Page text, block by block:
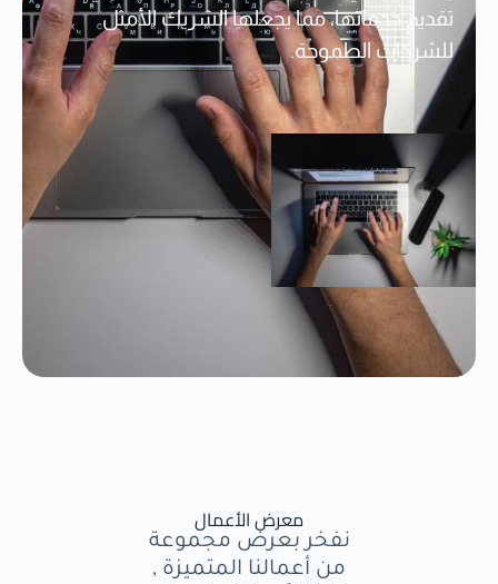
تقديم خدماتها، مما يجعلها الشريك الأمثل
للشركات الطموحة.
معرض الأعمال
نفخر بعرض مجموعة
من أعمالنا المتميزة ,